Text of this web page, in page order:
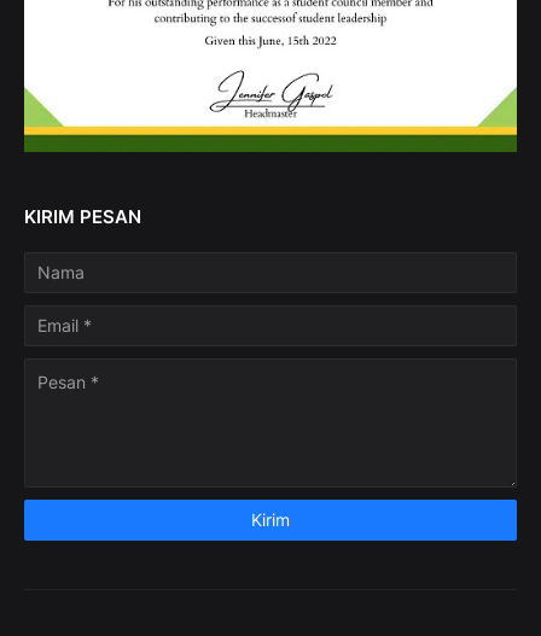
KIRIM PESAN